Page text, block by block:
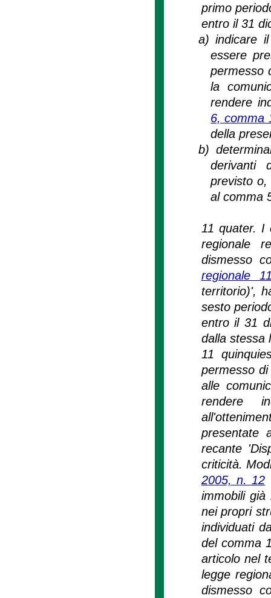
primo
entro il 31
a)indicare
essere
permesso
la
rendere
6, comma
della
b)
derivanti
previsto o,
al comma
11 quater. I
regionale
dismesso
regionale
territorio)',
sesto
entro il 31
dalla stessa
11
permesso
alle
rendere
presentate
recante
criticità.
2005, n. 12
immobili già
nei propri
individuati
del comma
articolo nel
legge
dismesso